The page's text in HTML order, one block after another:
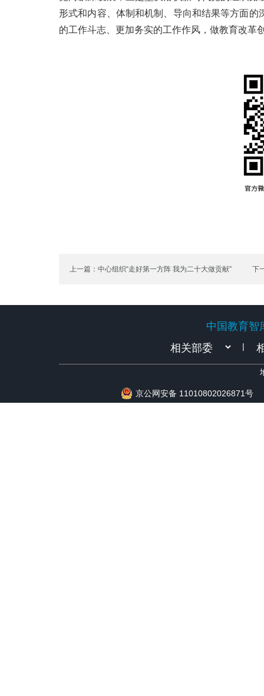
形式和内容、体制和机制、导向和结果等方面
的工作斗志、更加务实的工作作风，做教育改革
上一篇：中心组织“走好第一方阵 我为二十大做贡献”
下
中国教育智
|
京公网安备 11010802026871号